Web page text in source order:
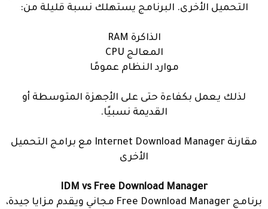
التحميل الأخرى. البرنامج يستهلك نسبة قليلة من:
الذاكرة RAM
المعالج CPU
موارد النظام عمومًا
لذلك يعمل بكفاءة حتى على الأجهزة المتوسطة أو
القديمة نسبيًا.
مقارنة Internet Download Manager مع برامج التحميل
الأخرى
IDM vs Free Download Manager
برنامج Free Download Manager مجاني ويقدم مزايا جيدة،